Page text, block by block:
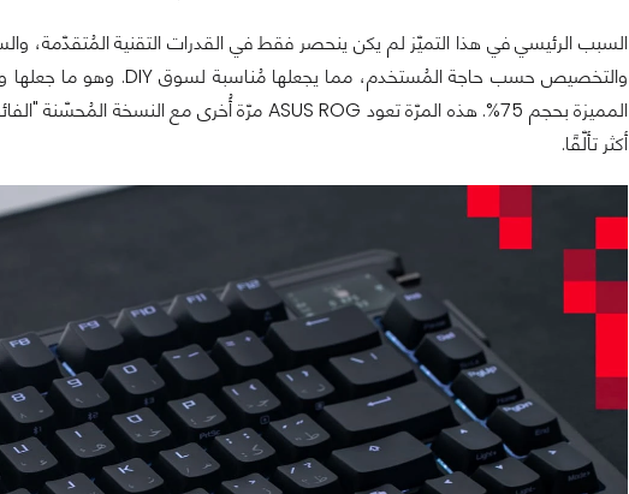
السبب الرئيسي في هذا التميّز لم يكن ينحصر فقط في القدرات التقنية المُتقدّمة،
أكثر تألّقًا.